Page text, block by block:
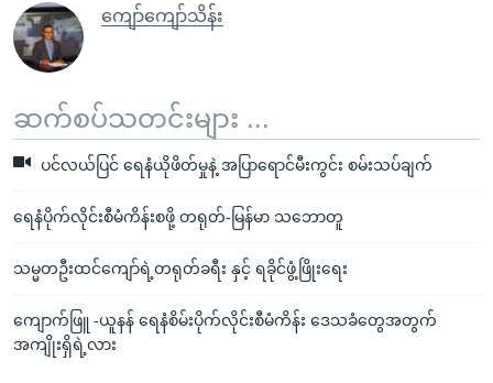
ကျော်ကျော်သိန်း
ဆက်စပ်သတင်းများ ...
ပင်လယ်ပြင် ရေနံယိုဖိတ်မှုနဲ့ အပြာရောင်မီးကွင်း စမ်းသပ်ချက်
ရေနံပိုက်လိုင်းစီမံကိန်းစဖို့ တရုတ်-မြန်မာ သဘောတူ
သမ္မတဦးထင်ကျော်ရဲ့တရုတ်ခရီး နှင့် ရခိုင်ဖွံ့ဖြိုးရေး
ကျောက်ဖြူ -ယူနန် ရေနံစိမ်းပိုက်လိုင်းစီမံကိန်း ဒေသခံတွေအတွက်
အကျိုးရှိရဲ့လား